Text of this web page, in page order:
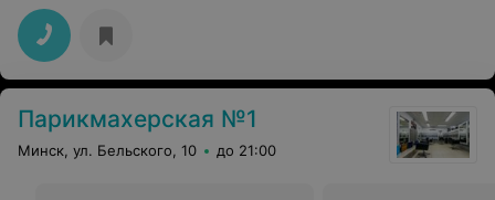
Парикмахерская №1
Минск, ул. Бельского, 10 до 21:00